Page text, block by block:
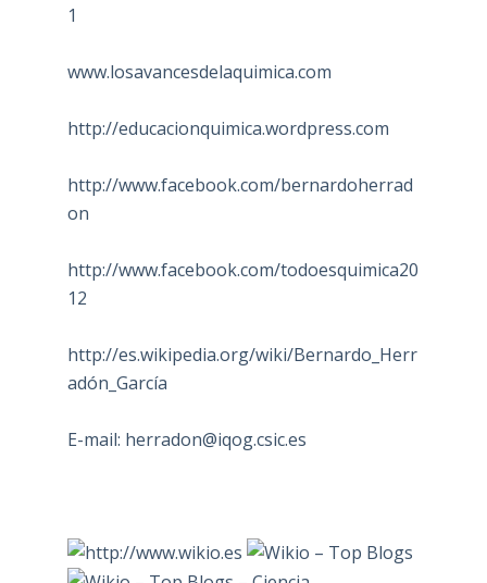
1
www.losavancesdelaquimica.com
http://educacionquimica.wordpress.com
http://www.facebook.com/bernardoherrad
on
http://www.facebook.com/todoesquimica20
12
http://es.wikipedia.org/wiki/Bernardo_Herr
adón_García
E-mail: herradon@iqog.csic.es